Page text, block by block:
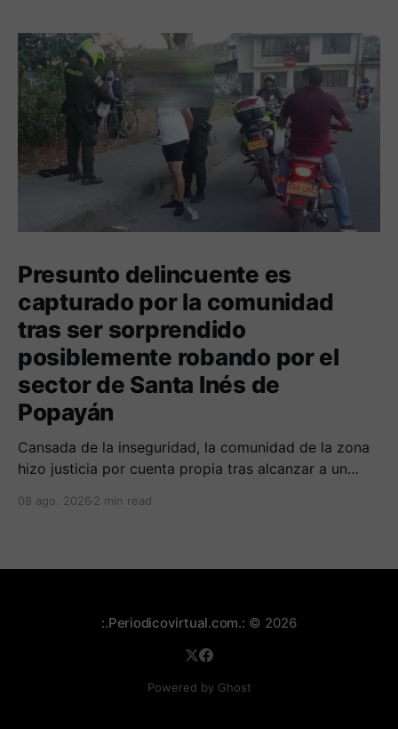
Presunto delincuente es
capturado por la comunidad
tras ser sorprendido
posiblemente robando por el
sector de Santa Inés de
Popayán
Cansada de la inseguridad, la comunidad de la zona
hizo justicia por cuenta propia tras alcanzar a un
comuna cuatro. La gente pedía que lo incineraran,
08 ago. 2026 2 min read
:.Periodicovirtual.com.: © 2026
Powered by Ghost